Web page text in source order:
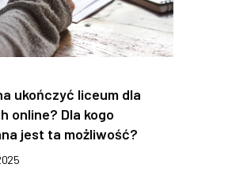
ukończyć liceum dla
online? Dla kogo
jest ta możliwość?